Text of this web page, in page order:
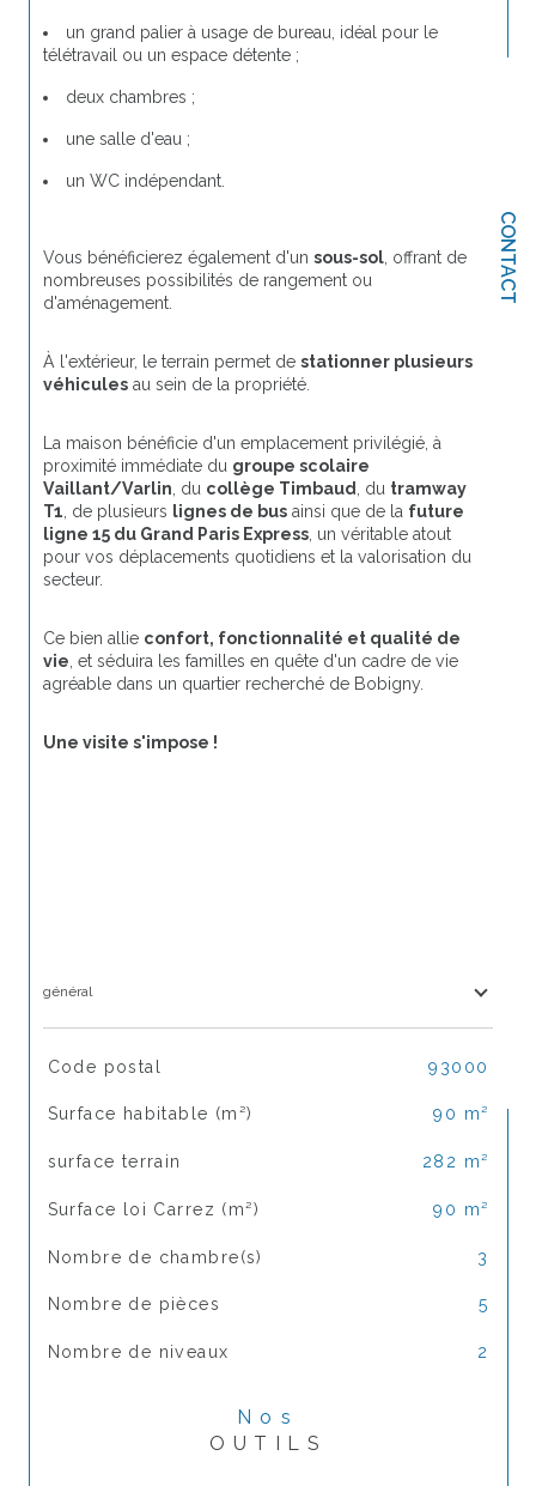
CONTACT
un grand palier à usage de bureau, idéal pour le
télétravail ou un espace détente ;
deux chambres ;
une salle d'eau ;
un WC indépendant.
Vous bénéficierez également d'un sous-sol , offrant de
nombreuses possibilités de rangement ou
d'aménagement.
À l'extérieur, le terrain permet de stationner plusieurs
véhicules au sein de la propriété.
La maison bénéficie d'un emplacement privilégié, à
proximité immédiate du groupe scolaire
Vaillant/Varlin , du collège Timbaud , du tramway
T1 , de plusieurs lignes de bus ainsi que de la future
ligne 15 du Grand Paris Express , un véritable atout
pour vos déplacements quotidiens et la valorisation du
secteur.
Ce bien allie confort, fonctionnalité et qualité de
vie , et séduira les familles en quête d'un cadre de vie
agréable dans un quartier recherché de Bobigny.
Une visite s'impose !
général
TRAD_SIROCCO_Caracteristique
Code postal 93000
Surface habitable (m²) 90 m²
surface terrain 282 m²
Surface loi Carrez (m²) 90 m²
Nombre de chambre(s) 3
Nombre de pièces 5
Nombre de niveaux 2
Nos
OUTILS